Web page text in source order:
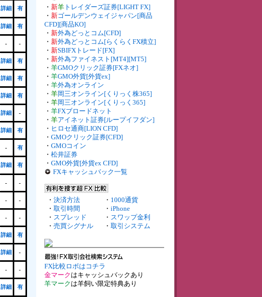
詳細 有
詳細 有
- -
詳細 有
詳細 有
詳細 有
詳細 -
詳細 有
- 有
詳細 有
- -
- -
- -
詳細 有
詳細 -
- -
詳細 有
・ 新羊 トレイダーズ証券[LIGHT FX]
・ 新ゴールデンウェイジャパン[商品
CFD][商品KO]
・ 新外為どっとコム[CFD]
・ 新外為どっとコム[らくらくFX積立]
・ 新SBIFXトレード[FX]
・ 新外為ファイネスト[MT4][MT5]
・ 羊GMOクリック証券[FXネオ]
・ 羊GMO外貨[外貨ex]
・ 羊外為オンライン
・ 羊岡三オンライン[くりっく株365]
・ 羊岡三オンライン[くりっく365]
・ 羊FXブロードネット
・ 羊アイネット証券[ループイフダン]
・ ヒロセ通商[LION CFD]
・ GMOクリック証券[CFD]
・ GMOコイン
・ 松井証券
・ GMO外貨[外貨ex CFD]
FXキャッシュバック一覧
・ 決済方法 ・ 1000通貨
・ 取引時間 ・ iPhone
・ スプレッド ・ スワップ金利
・ 売買シグナル ・ 取引システム
FX比較ロボはコチラ
金マーク はキャッシュバックあり
羊マーク は羊飼い限定特典あり